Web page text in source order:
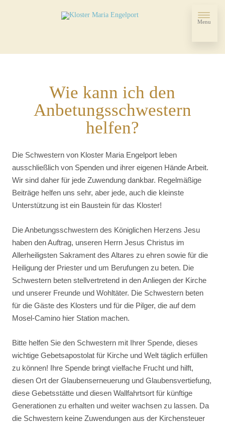
Menu
Wie kann ich den
Anbetungsschwestern
helfen?
Die Schwestern von Kloster Maria Engelport leben
ausschließlich von Spenden und ihrer eigenen Hände Arbeit.
Wir sind daher für jede Zuwendung dankbar. Regelmäßige
Beiträge helfen uns sehr, aber jede, auch die kleinste
Unterstützung ist ein Baustein für das Kloster!
Die Anbetungsschwestern des Königlichen Herzens Jesu
haben den Auftrag, unseren Herrn Jesus Christus im
Allerheiligsten Sakrament des Altares zu ehren sowie für die
Heiligung der Priester und um Berufungen zu beten. Die
Schwestern beten stellvertretend in den Anliegen der Kirche
und unserer Freunde und Wohltäter. Die Schwestern beten
für die Gäste des Klosters und für die Pilger, die auf dem
Mosel-Camino hier Station machen.
Bitte helfen Sie den Schwestern mit Ihrer Spende, dieses
wichtige Gebetsapostolat für Kirche und Welt täglich erfüllen
zu können! Ihre Spende bringt vielfache Frucht und hilft,
diesen Ort der Glaubenserneuerung und Glaubensvertiefung,
diese Gebetsstätte und diesen Wallfahrtsort für künftige
Generationen zu erhalten und weiter wachsen zu lassen. Da
die Schwestern keine Zuwendungen aus der Kirchensteuer